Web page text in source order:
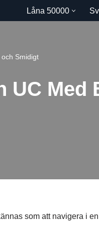
Låna 50000
Smidigt
UC
som att navigera i